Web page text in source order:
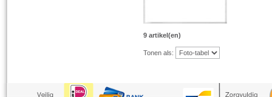
9 artikel(en)
Tonen als: